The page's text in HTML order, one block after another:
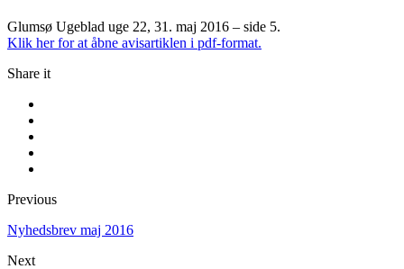
Glumsø Ugeblad uge 22, 31. maj 2016 – side 5.
Klik her for at åbne avisartiklen i pdf-format.
Share it
Previous
Nyhedsbrev maj 2016
Next